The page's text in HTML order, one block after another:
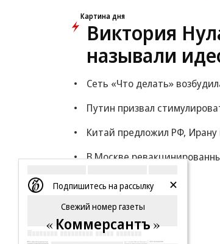
Картина дня
Виктория
называли
Сеть «Что делать»
Путин призвал
Китай предложил РФ, Ирану
В Москве
Подпишитесь на рассылку
Свежий номер газеты
Коммерсантъ